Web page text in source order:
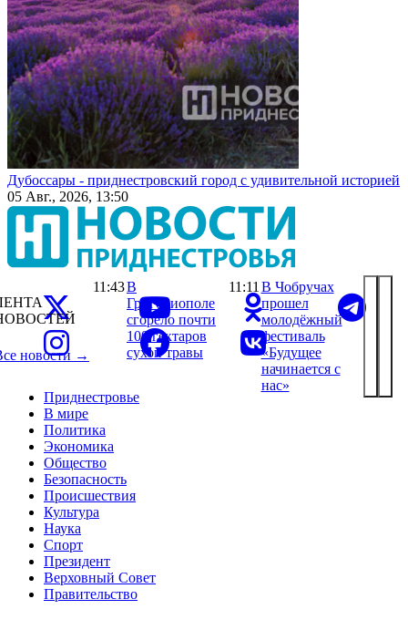
Дубоссары - приднестровский город с удивительной историей
05 Авг., 2026, 13:50
Приднестровье
В мире
Политика
Экономика
Общество
Безопасность
Происшествия
Культура
Наука
Спорт
Президент
Верховный Совет
Правительство
новости →
11:43В
Григориополе
сгорело почти
100 гектаров
сухой травы
11:11 В Чобручах
прошел
молодёжный
фестиваль
«Будущее
начинается с
нас»